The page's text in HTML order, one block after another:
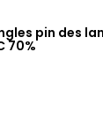
pin des
70%